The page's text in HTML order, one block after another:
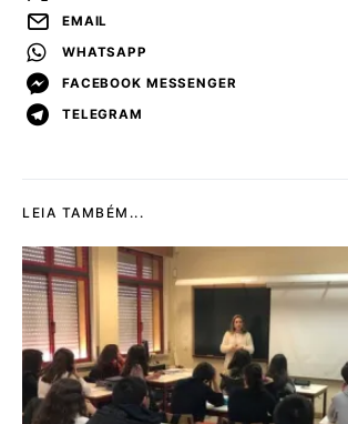
EMAIL
WHATSAPP
FACEBOOK MESSENGER
TELEGRAM
LEIA TAMBÉM...